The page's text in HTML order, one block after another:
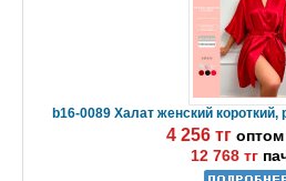
b16-0089 Халат женский короткий,
4 256 тг
12 768 тг